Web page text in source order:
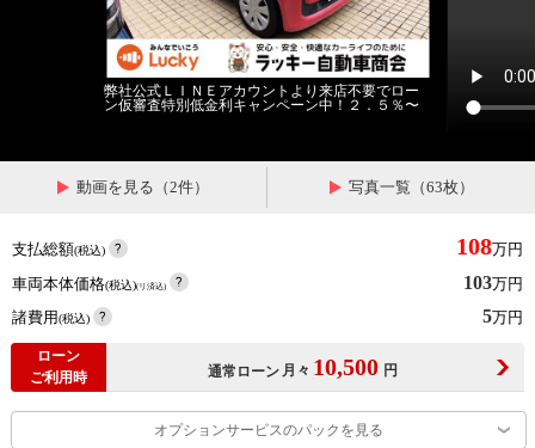
弊社公式ＬＩＮＥアカウントより来店不要でロー
ン仮審査特別低金利キャンペーン中！２．５％〜
動画を見る（2件） 写真一覧（63枚）
支払総額(税込) 108万円
車両本体価格(税込)(リ済込) 103万円
諸費用(税込) 5万円
ローン
ご利用時
通常ローン 月々 10,500 円
オプションサービスのパックを見る